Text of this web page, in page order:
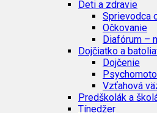
Deti a zdravie
Sprievodca
Očkovanie
Diafórum –
Dojčiatko a
Dojčenie
Vzťahová
Predškolák a
Tínedžer